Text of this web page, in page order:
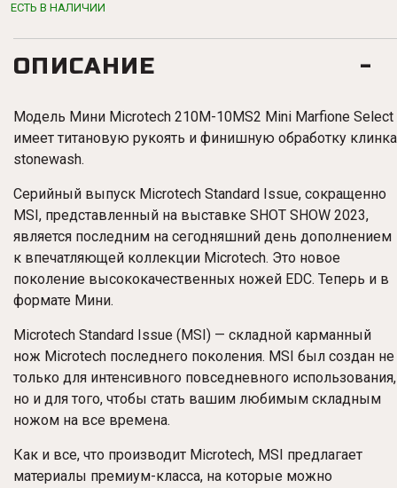
ЕСТЬ В НАЛИЧИИ
ОПИСАНИЕ
Модель Мини Microtech 210M-10MS2 Mini Marfione Select
имеет титановую рукоять и финишную обработку клинка
stonewash.
Серийный выпуск Microtech Standard Issue, сокращенно
MSI, представленный на выставке SHOT SHOW 2023,
является последним на сегодняшний день дополнением
к впечатляющей коллекции Microtech. Это новое
поколение высококачественных ножей EDC. Теперь и в
формате Мини.
Microtech Standard Issue (MSI) — складной карманный
нож Microtech последнего поколения. MSI был создан не
только для интенсивного повседневного использования,
но и для того, чтобы стать вашим любимым складным
ножом на все времена.
Как и все, что производит Microtech, MSI предлагает
материалы премиум-класса, на которые можно